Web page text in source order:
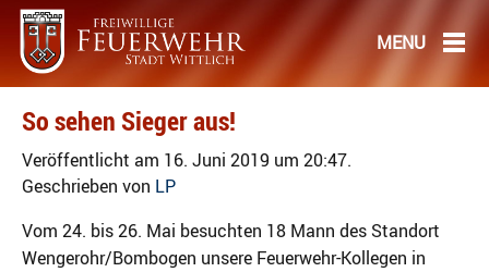
So sehen Sieger aus!
Veröffentlicht am 16. Juni 2019 um 20:47.
Geschrieben von LP
Vom 24. bis 26. Mai besuchten 18 Mann des Standort
Wengerohr/Bombogen unsere Feuerwehr-Kollegen in